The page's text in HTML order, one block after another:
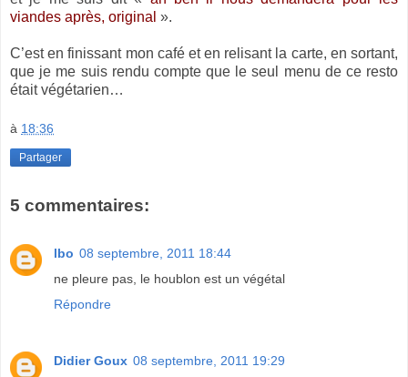
viandes après, original ».
C’est en finissant mon café et en relisant la carte, en sortant,
que je me suis rendu compte que le seul menu de ce resto
était végétarien…
à 18:36
Partager
5 commentaires:
lbo 08 septembre, 2011 18:44
ne pleure pas, le houblon est un végétal
Répondre
Didier Goux 08 septembre, 2011 19:29